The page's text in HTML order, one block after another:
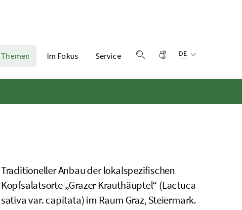
Themen Im Fokus
Service
Gebärdensprache
DE
Traditioneller Anbau der lokalspezifischen
Kopfsalatsorte „Grazer Krauthäuptel“ (Lactuca
sativa var. capitata) im Raum Graz, Steiermark.